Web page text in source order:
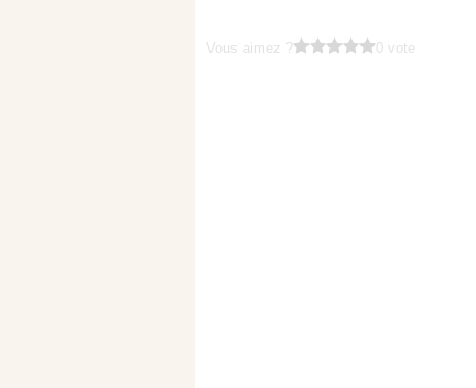
Vous aimez ? 0 vote